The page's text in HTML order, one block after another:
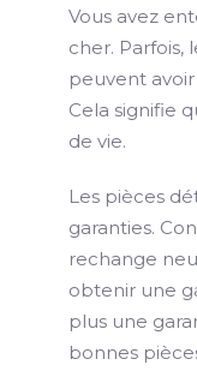
Vous avez
cher. Parfois,
peuvent
Cela signifie
de vie.
Les pièces
garanties.
rechange
obtenir une
plus une
bonnes